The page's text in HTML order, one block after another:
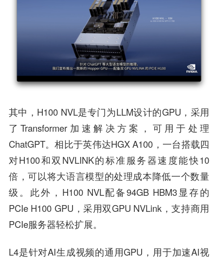
其中，H100 NVL是专门为LLM设计的GPU，采用
了Transformer加速解决方案，可用于处理
ChatGPT。相比于英伟达HGX A100，一台搭载四
对H100和双NVLINK的标准服务器速度能快10
倍，可以将大语言模型的处理成本降低一个数量
级。此外，H100 NVL配备94GB HBM3显存的
PCIe H100 GPU，采用双GPU NVLink，支持商用
PCIe服务器轻松扩展。
L4是针对AI生成视频的通用GPU，用于加速AI视